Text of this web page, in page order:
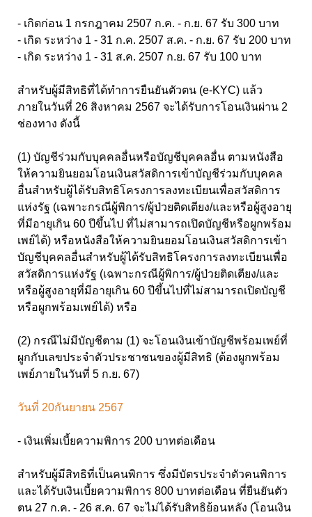
- เกิดก่อน 1 กรกฎาคม 2507 ก.ค. - ก.ย. 67 รับ 300 บาท
- เกิด ระหว่าง 1 - 31 ก.ค. 2507 ส.ค. - ก.ย. 67 รับ 200 บาท
- เกิด ระหว่าง 1 - 31 ส.ค. 2507 ก.ย. 67 รับ 100 บาท
สำหรับผู้มีสิทธิที่ได้ทำการยืนยันตัวตน (e-KYC) แล้ว
ภายในวันที่ 26 สิงหาคม 2567 จะได้รับการโอนเงินผ่าน 2
ช่องทาง ดังนี้
(1) บัญชีร่วมกับบุคคลอื่นหรือบัญชีบุคคลอื่น ตามหนังสือ
ให้ความยินยอมโอนเงินสวัสดิการเข้าบัญชีร่วมกับบุคคล
อื่นสำหรับผู้ได้รับสิทธิโครงการลงทะเบียนเพื่อสวัสดิการ
แห่งรัฐ (เฉพาะกรณีผู้พิการ/ผู้ป่วยติดเตียง/และหรือผู้สูงอายุ
ที่มีอายุเกิน 60 ปีขึ้นไป ที่ไม่สามารถเปิดบัญชีหรือผูกพร้อม
เพย์ได้) หรือหนังสือให้ความยินยอมโอนเงินสวัสดิการเข้า
บัญชีบุคคลอื่นสำหรับผู้ได้รับสิทธิโครงการลงทะเบียนเพื่อ
สวัสดิการแห่งรัฐ (เฉพาะกรณีผู้พิการ/ผู้ป่วยติดเตียง/และ
หรือผู้สูงอายุที่มีอายุเกิน 60 ปีขึ้นไปที่ไม่สามารถเปิดบัญชี
หรือผูกพร้อมเพย์ได้) หรือ
(2) กรณีไม่มีบัญชีตาม (1) จะโอนเงินเข้าบัญชีพร้อมเพย์ที่
ผูกกับเลขประจำตัวประชาชนของผู้มีสิทธิ (ต้องผูกพร้อม
เพย์ภายในวันที่ 5 ก.ย. 67)
วันที่ 20กันยายน 2567
- เงินเพิ่มเบี้ยความพิการ 200 บาทต่อเดือน
สำหรับผู้มีสิทธิที่เป็นคนพิการ ซึ่งมีบัตรประจำตัวคนพิการ
และได้รับเงินเบี้ยความพิการ 800 บาทต่อเดือน ที่ยืนยันตัว
ตน 27 ก.ค. - 26 ส.ค. 67 จะไม่ได้รับสิทธิย้อนหลัง (โอนเงิน